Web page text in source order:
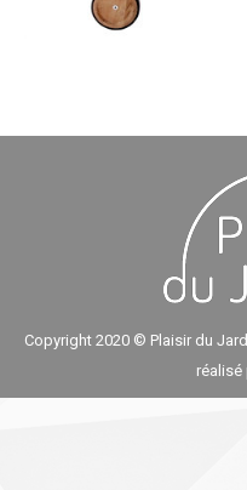
Copyright 2020 © Plaisir du
réalisé